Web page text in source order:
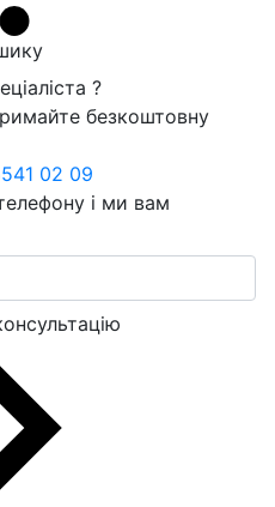
?
безкоштовну
541 02 09
і ми вам